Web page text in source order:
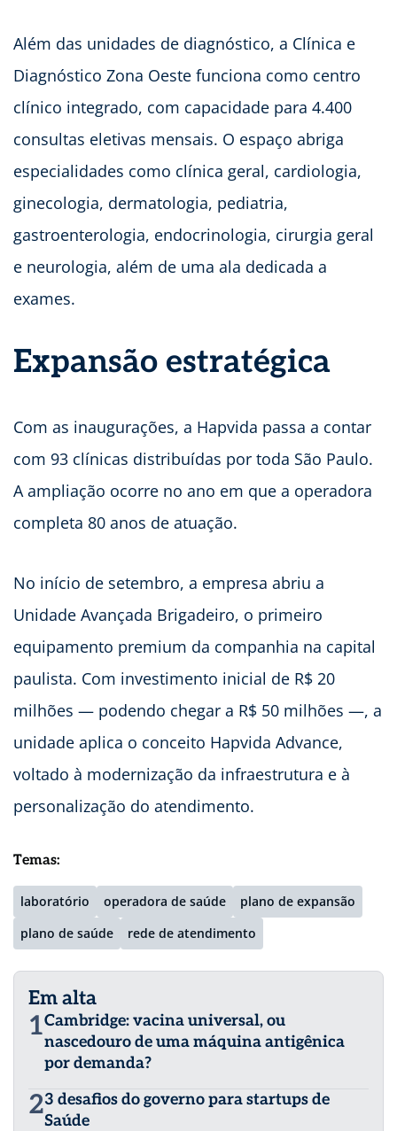
Além das unidades de diagnóstico, a Clínica e
Diagnóstico Zona Oeste funciona como centro
clínico integrado, com capacidade para 4.400
consultas eletivas mensais. O espaço abriga
especialidades como clínica geral, cardiologia,
ginecologia, dermatologia, pediatria,
gastroenterologia, endocrinologia, cirurgia geral
e neurologia, além de uma ala dedicada a
exames.
Expansão estratégica
Com as inaugurações, a Hapvida passa a contar
com 93 clínicas distribuídas por toda São Paulo.
A ampliação ocorre no ano em que a operadora
completa 80 anos de atuação.
No início de setembro, a empresa abriu a
Unidade Avançada Brigadeiro, o primeiro
equipamento premium da companhia na capital
paulista. Com investimento inicial de R$ 20
milhões — podendo chegar a R$ 50 milhões —, a
unidade aplica o conceito Hapvida Advance,
voltado à modernização da infraestrutura e à
personalização do atendimento.
Temas:
laboratório operadora de saúde
plano de expansão
plano de saúde
rede de atendimento
Em alta
1Cambridge: vacina universal, ou
nascedouro de uma máquina antigênica
por demanda?
23 desafios do governo para startups de
Saúde